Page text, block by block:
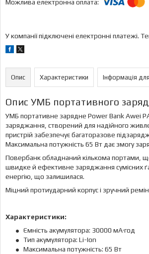
У компанії підключені електронні
Опис Характеристики Інформація
Опис УМБ портативного
УМБ портативне зарядне Power Bank Awei
заряджання, створений для надійного
пристрій забезпечує багаторазове
Максимальна потужність 65 Вт дає змогу
Повербанк обладнаний кількома портами,
швидке й ефективне заряджання сумісних
енергію, що залишилася.
Міцний протиударний корпус і зручний
Характеристики:
Ємність акумулятора: 30000 мА·год
Тип акумулятора: Li-Ion
Максимальна потужність: 65 Вт